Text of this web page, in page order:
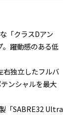
「クラスDアン
。躍動感のある低
右独立したフルバ
ンシャルを最大
「SABRE32 Ultra